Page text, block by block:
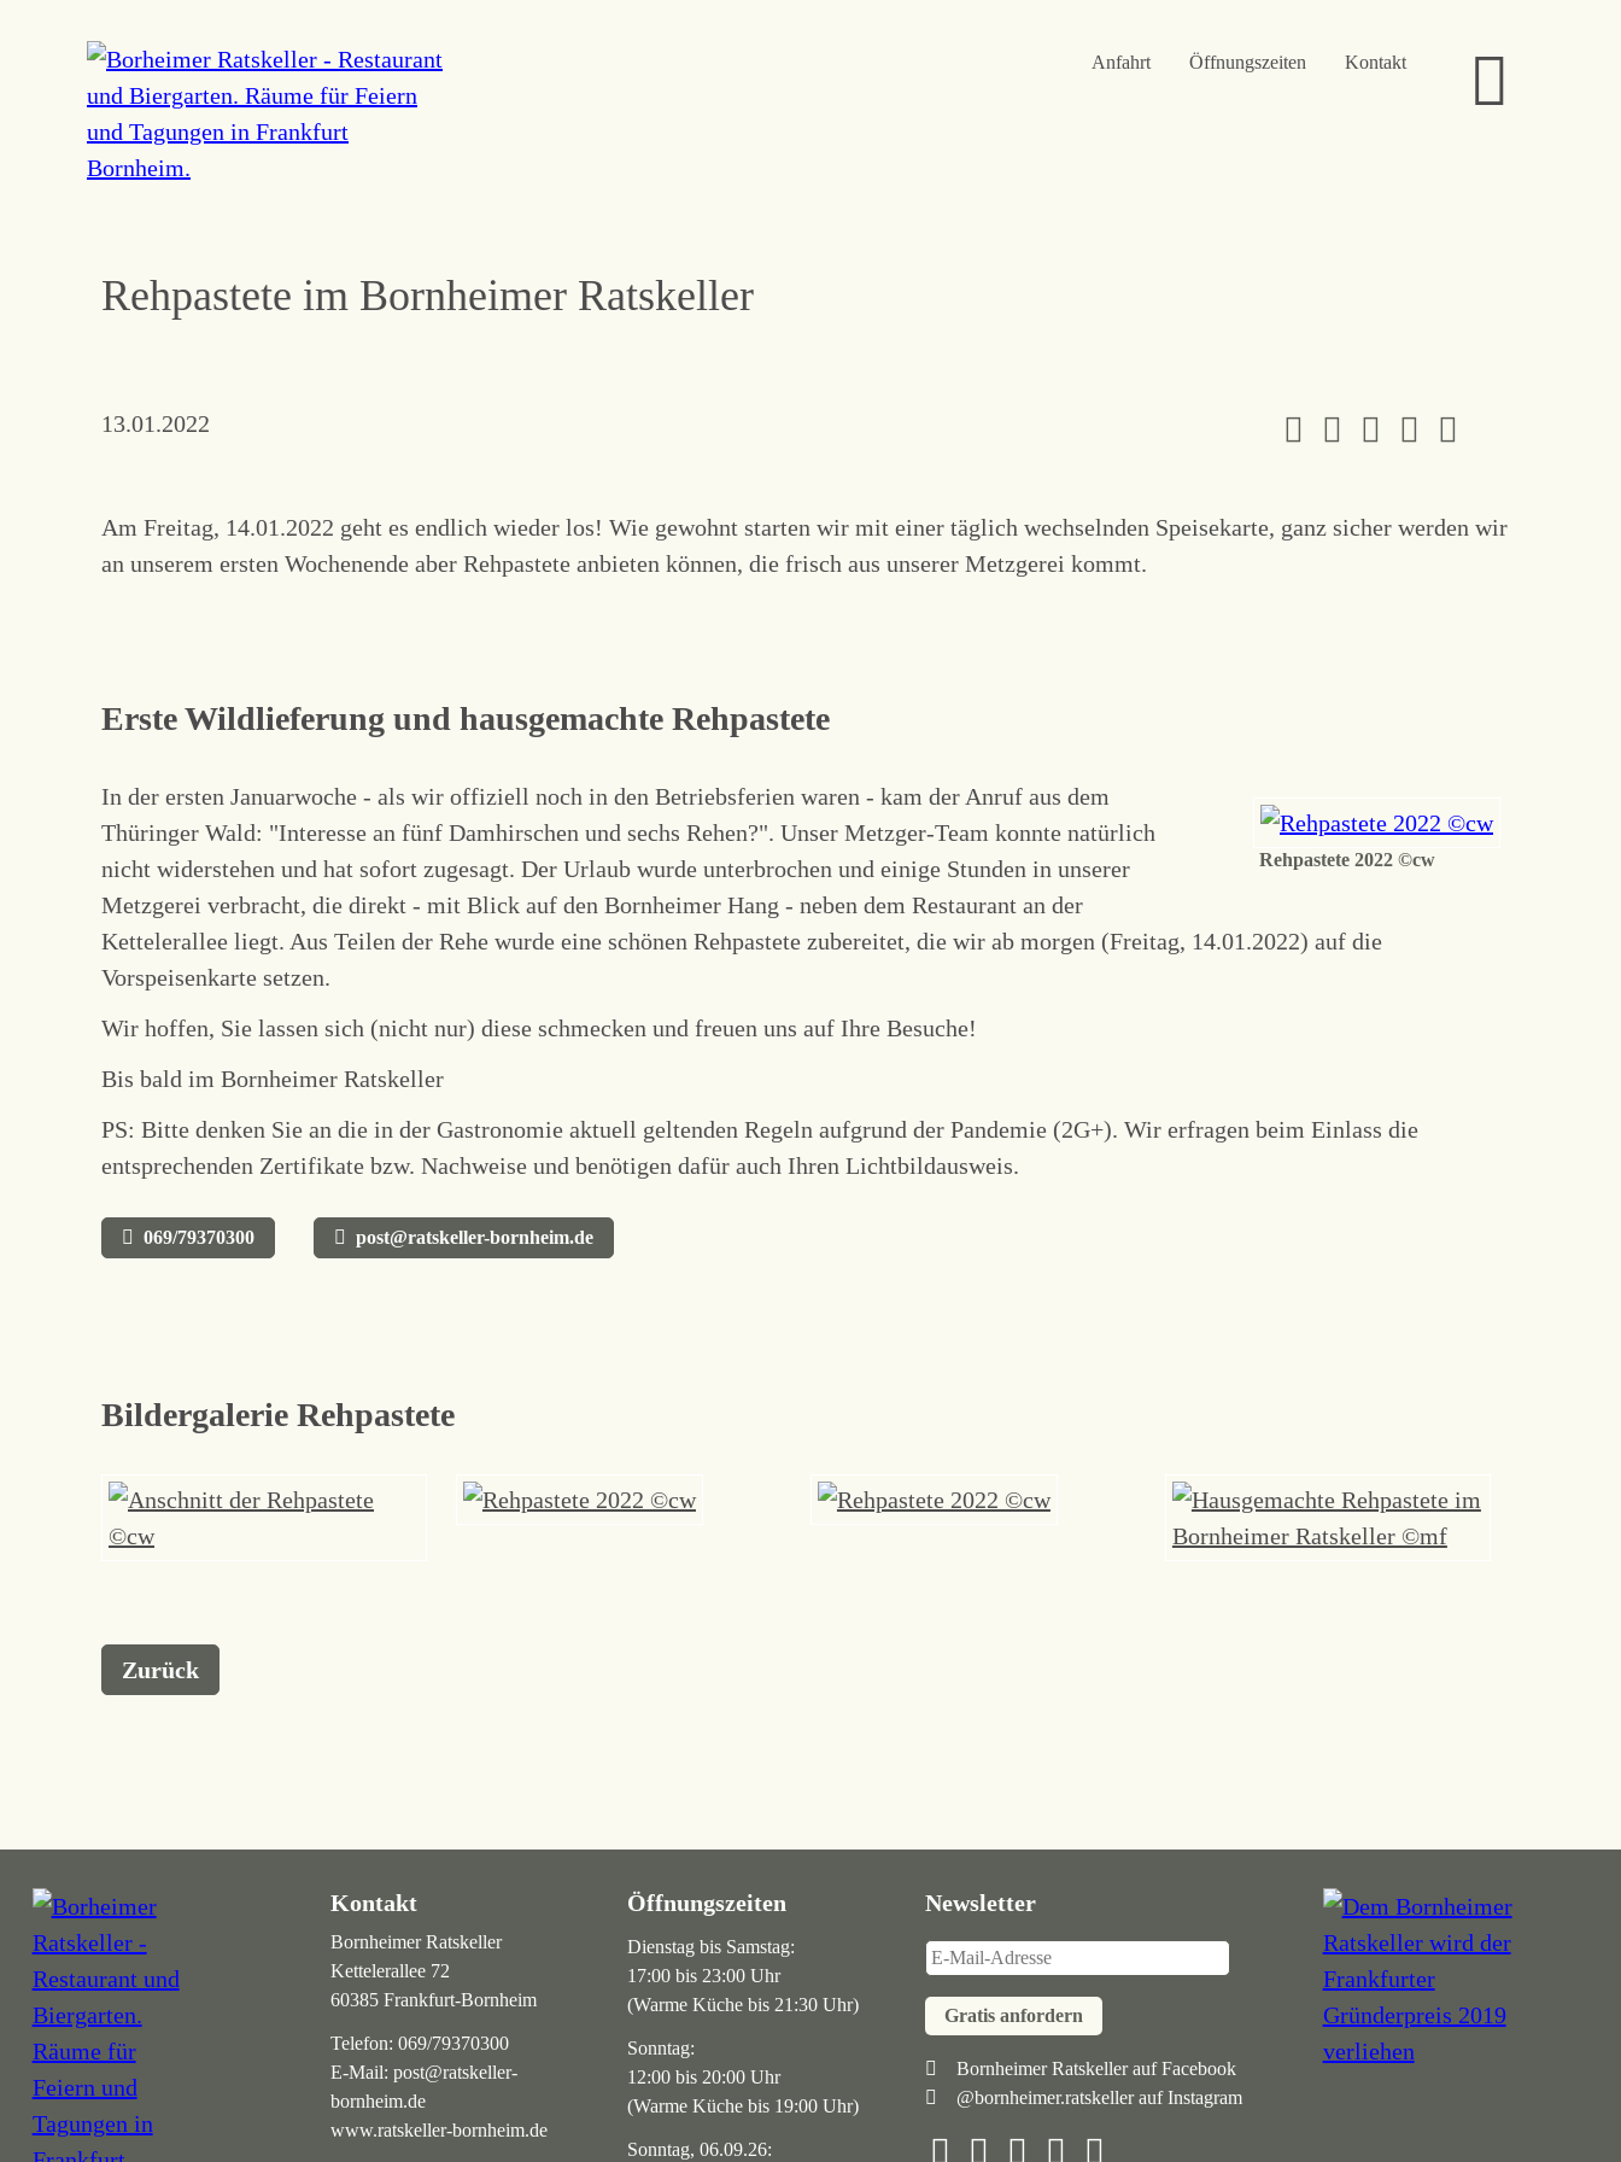
Navigation
überspringen
Kontakt
Öffnungszeiten
Anfahrt
Rehpastete im Bornheimer Ratskeller
13.01.2022
Am Freitag, 14.01.2022 geht es endlich wieder los! Wie gewohnt starten wir mit einer täglich wechselnden Speisekarte, ganz sicher werden wir
an unserem ersten Wochenende aber Rehpastete anbieten können, die frisch aus unserer Metzgerei kommt.
Erste Wildlieferung und hausgemachte Rehpastete
Rehpastete 2022 ©cw
In der ersten Januarwoche - als wir offiziell noch in den Betriebsferien waren - kam der Anruf aus dem
Thüringer Wald: "Interesse an fünf Damhirschen und sechs Rehen?". Unser Metzger-Team konnte natürlich
nicht widerstehen und hat sofort zugesagt. Der Urlaub wurde unterbrochen und einige Stunden in unserer
Metzgerei verbracht, die direkt - mit Blick auf den Bornheimer Hang - neben dem Restaurant an der
Kettelerallee liegt. Aus Teilen der Rehe wurde eine schönen Rehpastete zubereitet, die wir ab morgen (Freitag, 14.01.2022) auf die
Vorspeisenkarte setzen.
Wir hoffen, Sie lassen sich (nicht nur) diese schmecken und freuen uns auf Ihre Besuche!
Bis bald im Bornheimer Ratskeller
PS: Bitte denken Sie an die in der Gastronomie aktuell geltenden Regeln aufgrund der Pandemie (2G+). Wir erfragen beim Einlass die
entsprechenden Zertifikate bzw. Nachweise und benötigen dafür auch Ihren Lichtbildausweis.
069/79370300 post@ratskeller-bornheim.de
Bildergalerie Rehpastete
Zurück
Kontakt
Bornheimer Ratskeller
Kettelerallee 72
60385 Frankfurt-Bornheim
Telefon: 069/79370300
E-Mail: post@ratskeller-
bornheim.de
www.ratskeller-bornheim.de
Öffnungszeiten
Dienstag bis Samstag:
17:00 bis 23:00 Uhr
(Warme Küche bis 21:30 Uhr)
Sonntag:
12:00 bis 20:00 Uhr
(Warme Küche bis 19:00 Uhr)
Sonntag, 06.09.26:
Newsletter
Gratis anfordern
Navigation
überspringen
Bornheimer Ratskeller auf Facebook
@bornheimer.ratskeller auf Instagram